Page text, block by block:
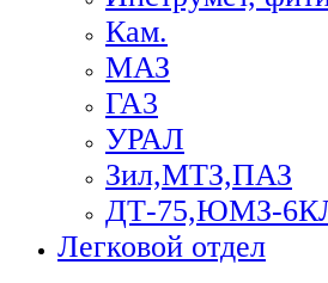
Кам.
МАЗ
ГА3
УРАЛ
Зил,МТЗ,ПАЗ
ДТ-75,ЮМЗ-
Легковой отдел